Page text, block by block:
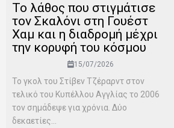
Το λάθος που στιγμάτισε
τον Σκαλόνι στη Γουέστ
Χαμ και η διαδρομή μέχρι
την κορυφή του κόσμου
15/07/2026
Το γκολ του Στίβεν Τζέραρντ στον
τελικό του Κυπέλλου Αγγλίας το 2006
τον σημάδεψε για χρόνια. Δύο
δεκαετίες...